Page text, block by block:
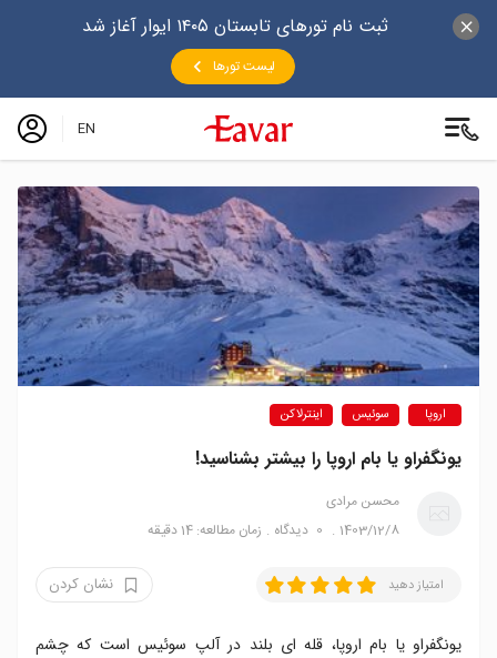
ثبت نام تورهای تابستان ۱۴۰۵ ایوار آغاز شد
لیست تورها
EN
اروپا سوئیس اینترلاکن
یونگفراو یا بام اروپا را بیشتر بشناسید!
محسن مرادی
1403/12/8
0 دیدگاه زمان مطالعه: 14 دقیقه
امتیاز دهید نشان کردن
یونگفراو یا بام اروپا، قله ای بلند در آلپ سوئیس است که چشم